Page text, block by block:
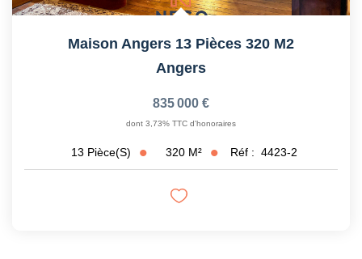
Maison Angers 13 Pièces 320 M2
Angers
835 000 €
dont 3,73% TTC d'honoraires
13 Pièce(s) 320 M² Réf : 4423-2